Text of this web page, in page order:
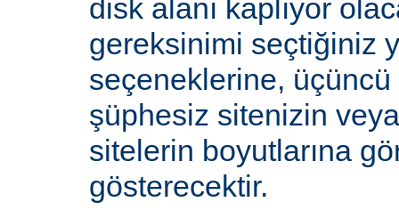
disk alanı kaplıyor
gereksinimi seçtiğiniz
seçeneklerine,
şüphesiz sitenizin
sitelerin boyutlarına
gösterecektir.